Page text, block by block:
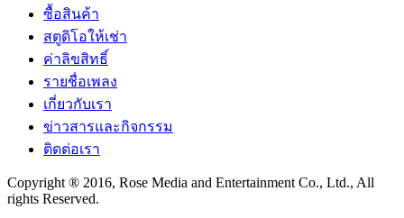
ซื้อสินค้า
สตูดิโอให้เช่า
ค่าลิขสิทธิ์
รายชื่อเพลง
เกี่ยวกับเรา
ข่าวสารและกิจกรรม
ติดต่อเรา
Copyright ® 2016, Rose Media and Entertainment Co., Ltd., All
rights Reserved.